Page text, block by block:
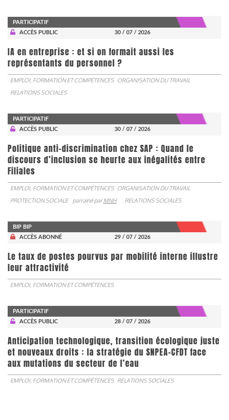
PARTICIPATIF
ACCÈS PUBLIC
30 / 07 / 2026
IA en entreprise : et si on formait aussi les
représentants du personnel ?
EMPLOI, FORMATION ET COMPÉTENCES ORGANISATION DU TRAVAIL
RELATIONS SOCIALES
PARTICIPATIF
ACCÈS PUBLIC
30 / 07 / 2026
Politique anti-discrimination chez SAP : Quand le
discours d’inclusion se heurte aux inégalités entre
Filiales
EMPLOI, FORMATION ET COMPÉTENCES ORGANISATION DU TRAVAIL
PROTECTION SOCIALE
parrainé parMNH RELATIONS SOCIALES
BIP BIP
ACCÈS ABONNÉ
29 / 07 / 2026
Le taux de postes pourvus par mobilité interne illustre
leur attractivité
EMPLOI, FORMATION ET COMPÉTENCES
PARTICIPATIF
ACCÈS PUBLIC
28 / 07 / 2026
Anticipation technologique, transition écologique juste
et nouveaux droits : la stratégie du SNPEA-CFDT face
aux mutations du secteur de l’eau
EMPLOI, FORMATION ET COMPÉTENCES RELATIONS SOCIALES